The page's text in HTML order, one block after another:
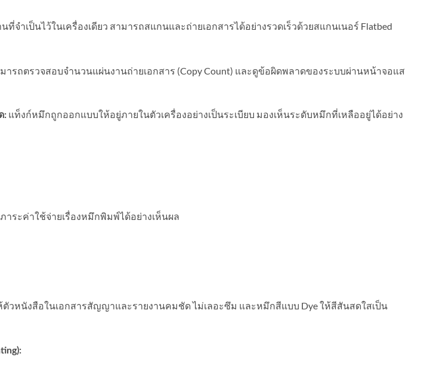
จำเป็นไว้ในเครื่องเดียว สามารถสแกนและถ่ายเอกสารได้อย่างรวดเร็วด้วยสแกนเนอร์ Flatbed
รถตรวจสอบจำนวนแผ่นงานถ่ายเอกสาร (Copy Count) และดูข้อผิดพลาดของระบบผ่านหน้าจอแส
:แท็งก์หมึกถูกออกแบบให้อยู่ภายในตัวเครื่องอย่างเป็นระเบียบ มองเห็นระดับหมึกที่เหลืออยู่ได้อย่าง
าระค่าใช้จ่ายเรื่องหมึกพิมพ์ได้อย่างเห็นผล
ตัวหนังสือในเอกสารสัญญาและรายงานคมชัด ไม่เลอะซึม และหมึกสีแบบ Dye ให้สีสันสดใสเป็น